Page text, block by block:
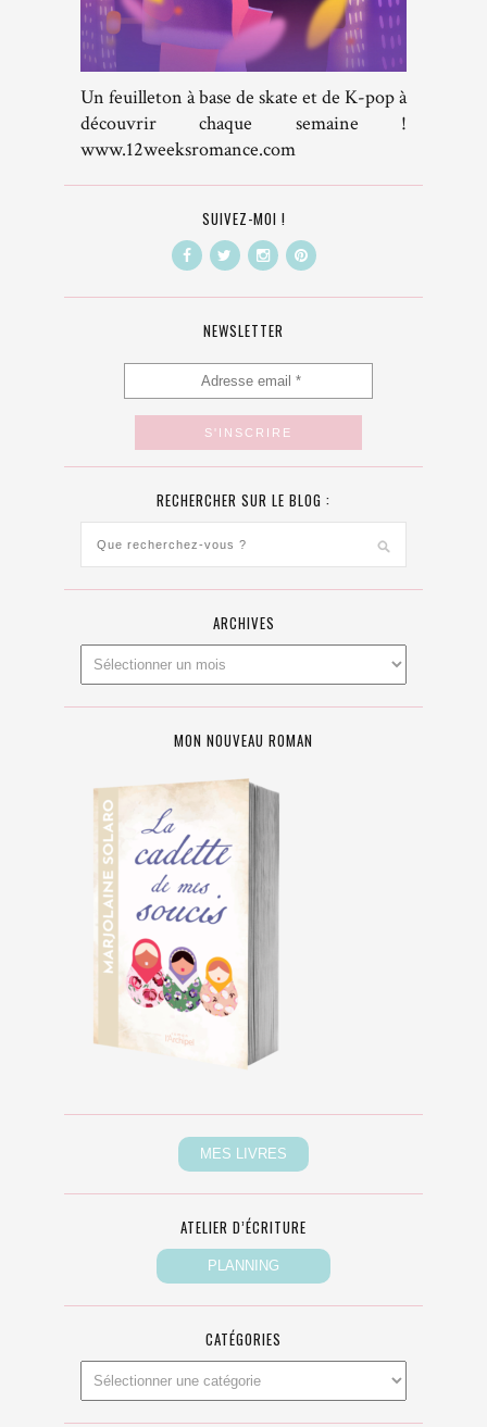
Un feuilleton à base de skate et de K-pop à
découvrir chaque semaine !
www.12weeksromance.com
SUIVEZ-MOI !
NEWSLETTER
RECHERCHER SUR LE BLOG :
ARCHIVES
MON NOUVEAU ROMAN
ATELIER D’ÉCRITURE
CATÉGORIES